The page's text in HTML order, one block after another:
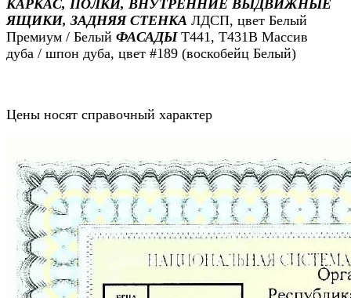
КАРКАС, ПОЛКИ, ВНУТРЕННИЕ ВЫДВИЖНЫЕ
ЯЩИКИ, ЗАДНЯЯ СТЕНКА ЛДСП, цвет Белый
Премиум / Белый ФАСАДЫТ441, Т431В Массив
дуба / шпон дуба, цвет #189 (воскобейц Белый)
Цены носят справочный характер